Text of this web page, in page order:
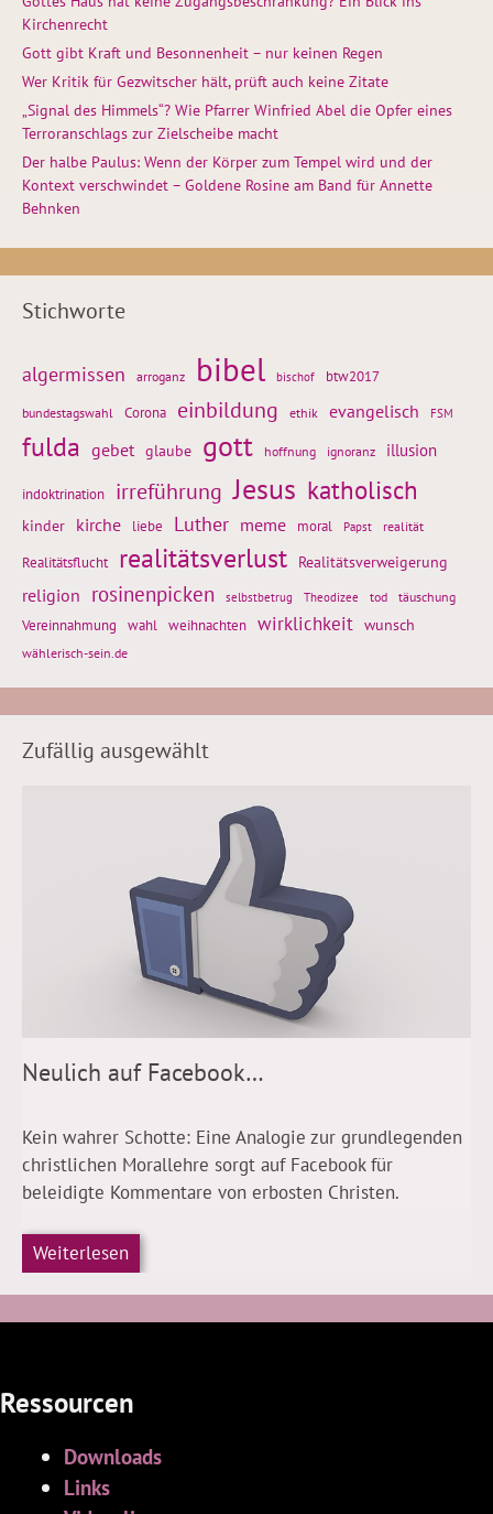
Kirchenrecht
Gott gibt Kraft und Besonnenheit – nur keinen Regen
Wer Kritik für Gezwitscher hält, prüft auch keine Zitate
„Signal des Himmels“? Wie Pfarrer Winfried Abel die Opfer eines
Terroranschlags zur Zielscheibe macht
Der halbe Paulus: Wenn der Körper zum Tempel wird und der
Kontext verschwindet – Goldene Rosine am Band für Annette
Behnken
Stichworte
algermissen arroganz bibel bischof btw2017
bundestagswahl Corona einbildung ethik evangelisch FSM
fulda gebet glaube gott hoffnung ignoranz illusion
indoktrination irreführung Jesus katholisch
kinder kirche liebe Luther meme moral Papst realität
Realitätsflucht realitätsverlust Realitätsverweigerung
religion rosinenpicken selbstbetrug Theodizee tod täuschung
Vereinnahmung wahl weihnachten wirklichkeit wunsch
wählerisch-sein.de
Zufällig ausgewählt
Neulich auf Facebook…
Kein wahrer Schotte: Eine Analogie zur grundlegenden
christlichen Morallehre sorgt auf Facebook für
beleidigte Kommentare von erbosten Christen.
Weiterlesen
Ressourcen
Downloads
Links